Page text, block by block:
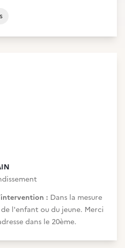
: Dans la mesure
l'enfant ou du jeune. Merci
dans le 20ème.